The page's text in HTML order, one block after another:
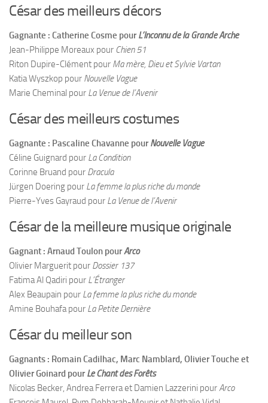
César des meilleurs décors
Gagnante : Catherine Cosme pourL’Inconnu de la Grande Arche
Jean-Philippe Moreaux pour Chien 51
Riton Dupire-Clément pour Ma mère, Dieu et Sylvie Vartan
Katia Wyszkop pour Nouvelle Vague
Marie Cheminal pour La Venue de l’Avenir
César des meilleurs costumes
Gagnante : Pascaline Chavanne pourNouvelle Vague
Céline Guignard pour La Condition
Corinne Bruand pour Dracula
Jürgen Doering pour La femme la plus riche du monde
Pierre-Yves Gayraud pour La Venue de l’Avenir
César de la meilleure musique originale
Gagnant : Arnaud Toulon pourArco
Olivier Marguerit pour Dossier 137
Fatima Al Qadiri pour L’Étranger
Alex Beaupain pour La femme la plus riche du monde
Amine Bouhafa pour La Petite Dernière
César du meilleur son
Gagnants : Romain Cadilhac, Marc Namblard, Olivier Touche et
Olivier Goinard pourLe Chant des Forêts
Nicolas Becker, Andrea Ferrera et Damien Lazzerini pourArco